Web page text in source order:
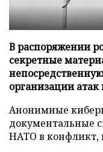
В распоряжении
секретные
организации атак
Анонимные
документальные
НАТО в конфликт,